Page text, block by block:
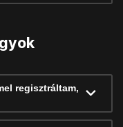
regisztráltam,